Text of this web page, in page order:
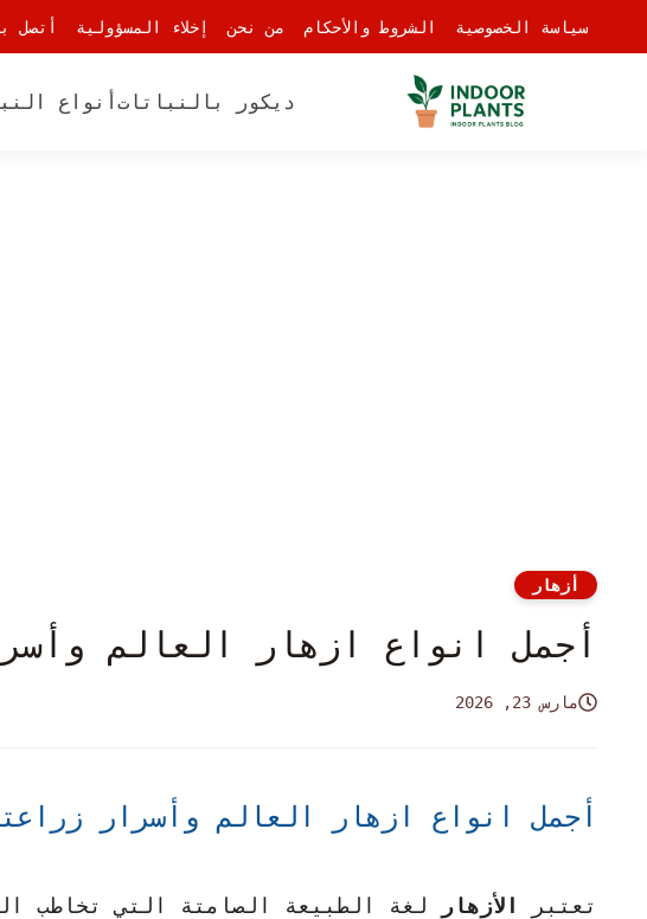
سياسة الخصوصية
الشروط والأحكام من نحن إخلاء المسؤولية أتصل
ديكور بالنباتات أنواع
أزهار
أجمل انواع ازهار العالم
مارس 23, 2026
أجمل انواع ازهار العالم وأسرار
تعتبر الأزهار
لغة الطبيعة الصامتة التي تخاطب